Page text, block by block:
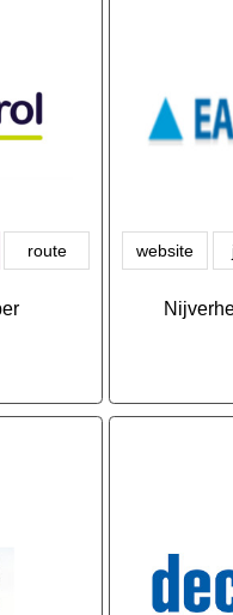
route website